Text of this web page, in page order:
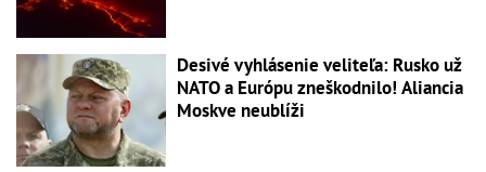
Desivé vyhlásenie veliteľa: Rusko už
NATO a Európu zneškodnilo! Aliancia
Moskve neublíži